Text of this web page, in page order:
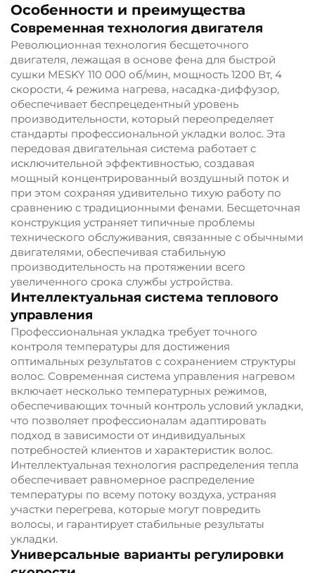
Особенности и преимущества
Современная технология двигателя
Революционная технология бесщеточного
двигателя, лежащая в основе фена для быстрой
сушки MESKY 110 000 об/мин, мощность 1200 Вт, 4
скорости, 4 режима нагрева, насадка-диффузор,
обеспечивает беспрецедентный уровень
производительности, который переопределяет
стандарты профессиональной укладки волос. Эта
передовая двигательная система работает с
исключительной эффективностью, создавая
мощный концентрированный воздушный поток и
при этом сохраняя удивительно тихую работу по
сравнению с традиционными фенами. Бесщеточная
конструкция устраняет типичные проблемы
технического обслуживания, связанные с обычными
двигателями, обеспечивая стабильную
производительность на протяжении всего
увеличенного срока службы устройства.
Интеллектуальная система теплового
управления
Профессиональная укладка требует точного
контроля температуры для достижения
оптимальных результатов с сохранением структуры
волос. Современная система управления нагревом
включает несколько температурных режимов,
обеспечивающих точный контроль условий укладки,
что позволяет профессионалам адаптировать
подход в зависимости от индивидуальных
потребностей клиентов и характеристик волос.
Интеллектуальная технология распределения тепла
обеспечивает равномерное распределение
температуры по всему потоку воздуха, устраняя
участки перегрева, которые могут повредить
волосы, и гарантирует стабильные результаты
укладки.
Универсальные варианты регулировки